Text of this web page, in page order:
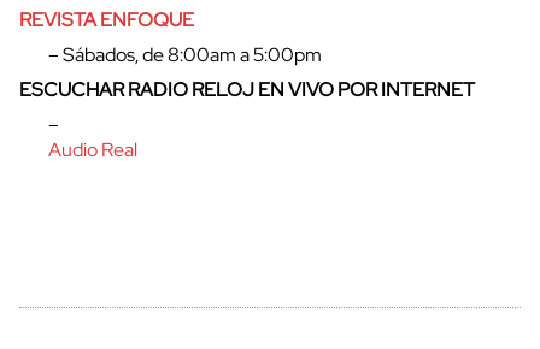
cerrar
REVISTA ENFOQUE
– Sábados, de 8:00am a 5:00pm
ESCUCHAR RADIO RELOJ EN VIVO POR INTERNET
–
Audio Real